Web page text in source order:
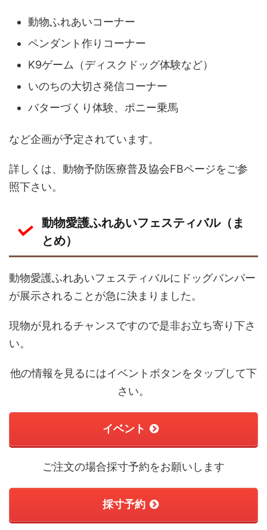
動物ふれあいコーナー
ペンダント作りコーナー
K9ゲーム（ディスクドッグ体験など）
いのちの大切さ発信コーナー
バターづくり体験、ポニー乗馬
など企画が予定されています。
詳しくは、動物予防医療普及協会FBページをご参
照下さい。
動物愛護ふれあいフェスティバル（ま
とめ）
動物愛護ふれあいフェスティバルにドッグバンパー
が展示されることが急に決まりました。
現物が見れるチャンスですので是非お立ち寄り下さ
い。
他の情報を見るにはイベントボタンをタップして下
さい。
イベント
ご注文の場合採寸予約をお願いします
採寸予約